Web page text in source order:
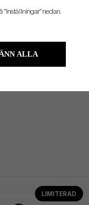
LIMITERAD
nedan.
ALLA